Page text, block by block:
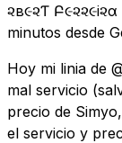
૨ѳв૯૨Ƭѳ Բ૯૨૨૯i૨α
minutos desde
Hoy mi linia de
mal servicio
precio de
el servicio y